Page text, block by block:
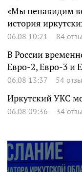
«Мы ненавидим
история
06.08 10:21 84
В России
Евро-2, Евро-3 и
06.08 13:37 54
Иркутский УКС
06.08 09:36 34